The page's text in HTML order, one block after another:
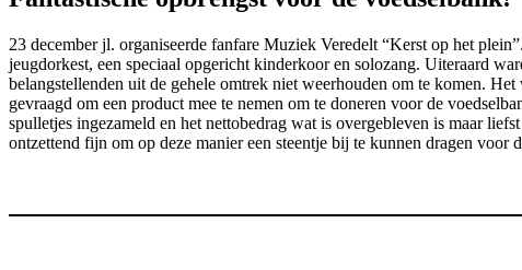
23 december jl. organiseerde fanfare Muziek Veredelt “Kerst op het
jeugdorkest, een speciaal opgericht kinderkoor en solozang. Uiteraard
belangstellenden uit de gehele omtrek niet weerhouden om te komen.
gevraagd om een product mee te nemen om te doneren voor de
spulletjes ingezameld en het nettobedrag wat is overgebleven is maar
ontzettend fijn om op deze manier een steentje bij te kunnen dragen